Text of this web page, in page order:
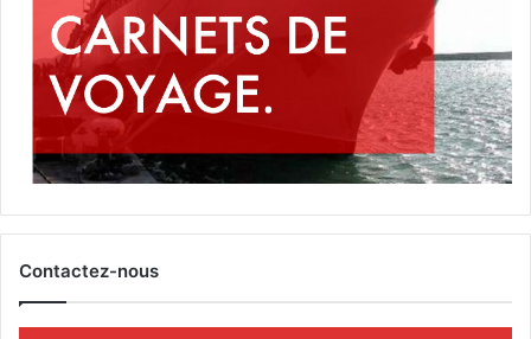
Contactez-nous